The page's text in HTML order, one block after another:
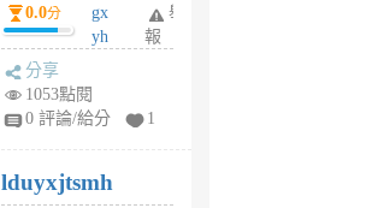
個
月
0.0分
gx
yh
jl
月
舉
報
分享
1053點閱
0 評論/給分
1
lduyxjtsmh